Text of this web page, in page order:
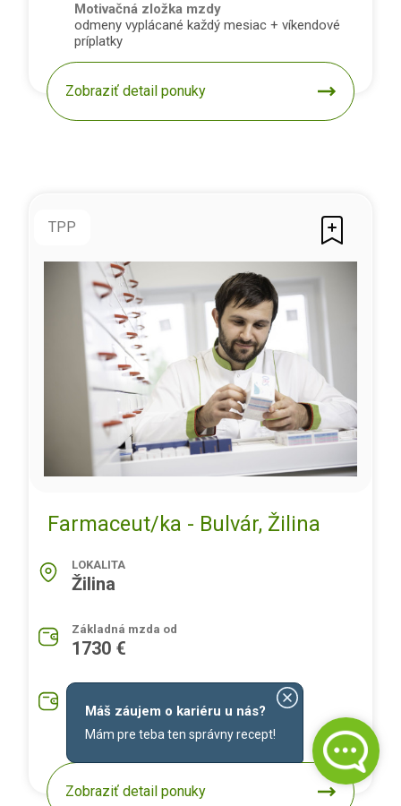
Motivačná zložka mzdy
odmeny vyplácané každý mesiac + víkendové
príplatky
Zobraziť detail ponuky
TPP
Farmaceut/ka - Bulvár, Žilina
LOKALITA
Žilina
Základná mzda od
1730 €
1930 €
Zobraziť detail ponuky
Máš záujem o kariéru u nás?
Mám pre teba ten správny recept!